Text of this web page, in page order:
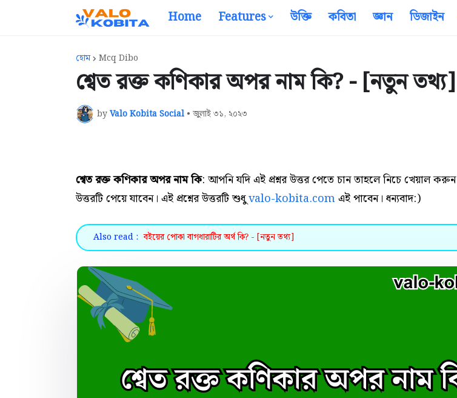
Home Features উক্তি কবিতা জ্ঞান ডিজাইন
হোম Mcq Dibo
শ্বেত রক্ত কণিকার অপর নাম কি? - [নতুন তথ্য]
byValo Kobita Social • জুলাই ৩১, ২০২৩
শ্বেত রক্ত কণিকার অপর নাম কি: আপনি যদি এই প্রশ্নর উত্তর পেতে চান তাহলে নিচে খেয়াল
উত্তরটি পেয়ে যাবেন। এই প্রশ্নের উত্তরটি শুধুvalo-kobita.comএই পাবেন। ধন্যবাদ:)
Also read : বইয়ের পোকা বাগধারাটির অর্থ কি? - [নতুন তথ্য]